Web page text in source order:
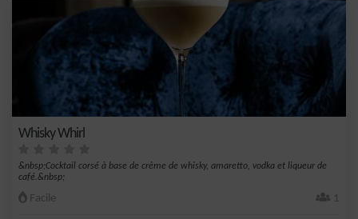
Whisky Whirl
&nbsp;Cocktail corsé à base de crème de whisky, amaretto, vodka et liqueur de
café.&nbsp;
Facile 1